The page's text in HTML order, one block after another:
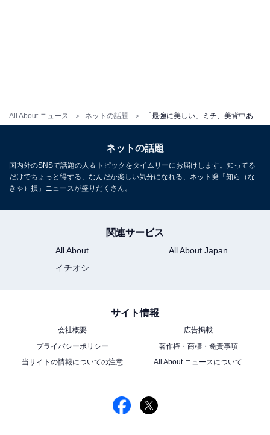
All About ニュース ネットの話題 「最強に美しい」ミチ、美背中あらわな肌見せドレス姿に反響！ 「絵本の中みたい」「クイーンすぎる」
ネットの話題
国内外のSNSで話題の人＆トピックをタイムリーにお届けします。知ってる
だけでちょっと得する、なんだか楽しい気分になれる、ネット発「知ら（な
きゃ）損」ニュースが盛りだくさん。
関連サービス
All About
All About Japan
イチオシ
サイト情報
会社概要
広告掲載
プライバシーポリシー
著作権・商標・免責事項
当サイトの情報についての注意
All About ニュースについて